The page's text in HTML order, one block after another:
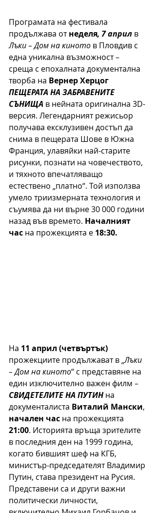
Програмата на фестивала
продължава от неделя, 7 април в
Лъки – Дом на киното в Пловдив с
една уникална възможност –
среща с епохалната документална
творба на Вернер Херцог
ПЕЩЕРАТА НА ЗАБРАВЕНИТЕ
СЪНИЩА в нейната оригинална 3D-
версия. Легендарният режисьор
получава ексклузивен достъп да
снима в пещерата Шове в Южна
Франция, улавяйки най-старите
рисунки, познати на човечеството,
и тяхното впечатляващо
естествено „платно“. Той използва
умело триизмерната технология и
съумява да ни върне 30 000 години
назад във времето. Началният
час на прожекцията е 18:30.
На 11 април (четвъртък)
прожекциите продължават в „Лъки
– Дом на киното“ с представяне на
един изключително важен филм –
СВИДЕТЕЛИТЕ НА ПУТИН на
документалиста Виталий Мански,
начален час на прожекцията
21:00. Историята връща зрителите
в последния ден на 1999 година,
когато бившият шеф на КГБ,
министър-председателят Владимир
Путин, става президент на Русия.
Представени са и други важни
политически личности,